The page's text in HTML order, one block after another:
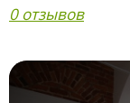
0 отзывов